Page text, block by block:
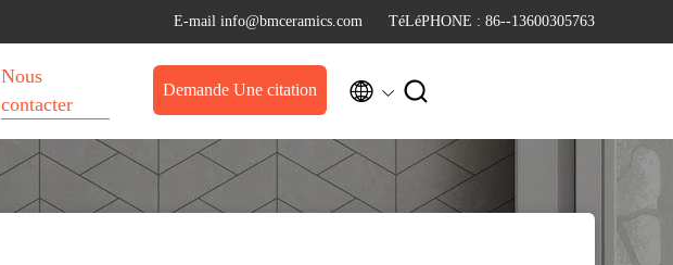
E-mail info@bmceramics.com TéLéPHONE : 86--13600305763
Nous
contacter
Demande Une citation  